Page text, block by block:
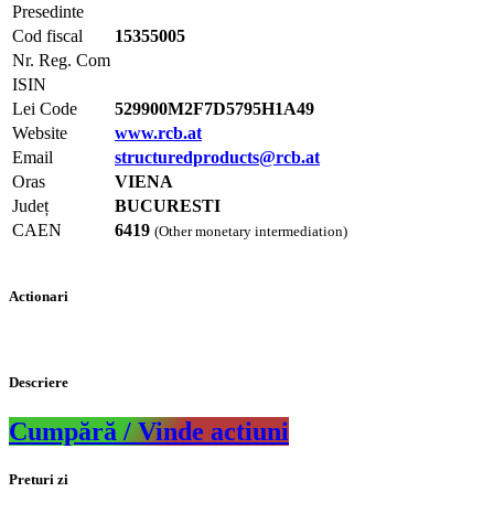
Presedinte
Cod fiscal
15355005
Nr. Reg. Com
ISIN
Lei Code
529900M2F7D5795H1A49
Website
www.rcb.at
Email
structuredproducts@rcb.at
Oras
VIENA
Județ
BUCURESTI
CAEN
6419 (Other monetary intermediation)
Actionari
Descriere
Cumpără / Vinde actiuni
Preturi zi